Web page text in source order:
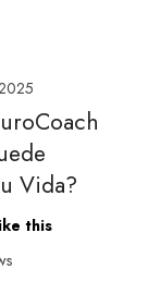
Vida?
this